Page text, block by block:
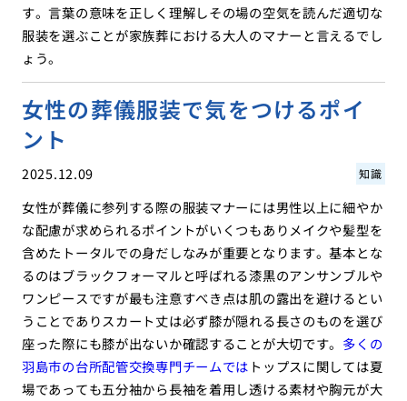
す。言葉の意味を正しく理解しその場の空気を読んだ適切な
服装を選ぶことが家族葬における大人のマナーと言えるでし
ょう。
女性の葬儀服装で気をつけるポイ
ント
2025.12.09 知識
女性が葬儀に参列する際の服装マナーには男性以上に細やか
な配慮が求められるポイントがいくつもありメイクや髪型を
含めたトータルでの身だしなみが重要となります。基本とな
るのはブラックフォーマルと呼ばれる漆黒のアンサンブルや
ワンピースですが最も注意すべき点は肌の露出を避けるとい
うことでありスカート丈は必ず膝が隠れる長さのものを選び
座った際にも膝が出ないか確認することが大切です。 多くの
羽島市の台所配管交換専門チームでは トップスに関しては夏
場であっても五分袖から長袖を着用し透ける素材や胸元が大